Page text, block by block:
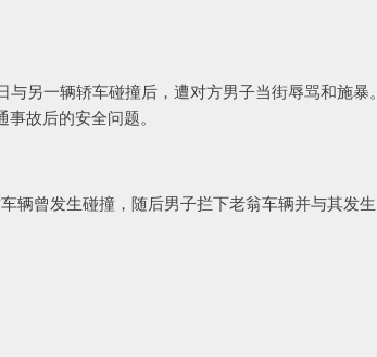
与另一辆轿车碰撞后，遭对方男子当街辱骂和施暴。
故后的安全问题。
辆曾发生碰撞，随后男子拦下老翁车辆并与其发生